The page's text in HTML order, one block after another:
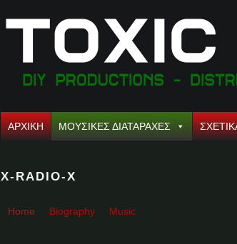
ΑΡΧΙΚΗ ΜΟΥΣΙΚΕΣ ΔΙΑΤΑΡΑΧΕΣ
X-RADIO-X
Home Biography Music